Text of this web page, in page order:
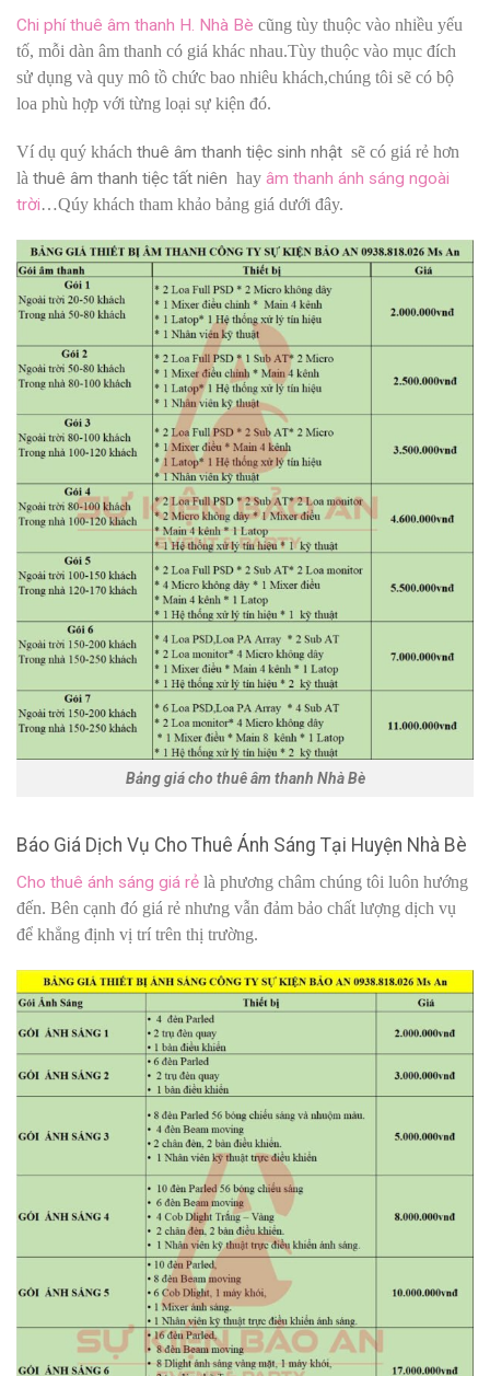
Chi phí thuê âm thanh H. Nhà Bè cũng tùy thuộc vào nhiều yếu
tố, mỗi dàn âm thanh có giá khác nhau.Tùy thuộc vào mục đích
sử dụng và quy mô tồ chức bao nhiêu khách,chúng tôi sẽ có bộ
loa phù hợp với từng loại sự kiện đó.
Ví dụ quý khách thuê âm thanh tiệc sinh nhật sẽ có giá rẻ hơn
là thuê âm thanh tiệc tất niên hay âm thanh ánh sáng ngoài
trời…Qúy khách tham khảo bảng giá dưới đây.
Bảng giá cho thuê âm thanh Nhà Bè
Báo Giá Dịch Vụ Cho Thuê Ánh Sáng Tại Huyện Nhà Bè
Cho thuê ánh sáng giá rẻ là phương châm chúng tôi luôn hướng
đến. Bên cạnh đó giá rẻ nhưng vẫn đảm bảo chất lượng dịch vụ
để khẳng định vị trí trên thị trường.